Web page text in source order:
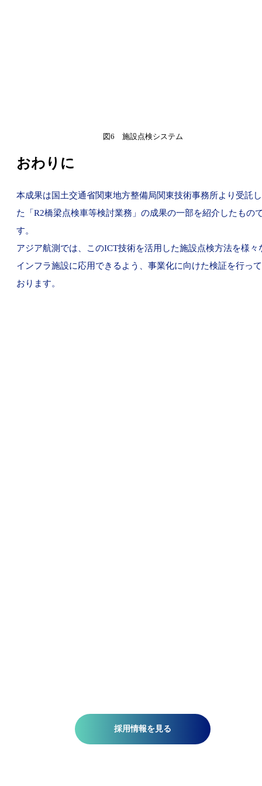
図6 施設点検システム
おわりに
本成果は国土交通省関東地方整備局関東技術事務所より受託し
た「R2橋梁点検車等検討業務」の成果の一部を紹介したもの
す。
アジア航測では、このICT技術を活用した施設点検方法を様々
インフラ施設に応用できるよう、事業化に向けた検証を行って
おります。
採用情報を見る